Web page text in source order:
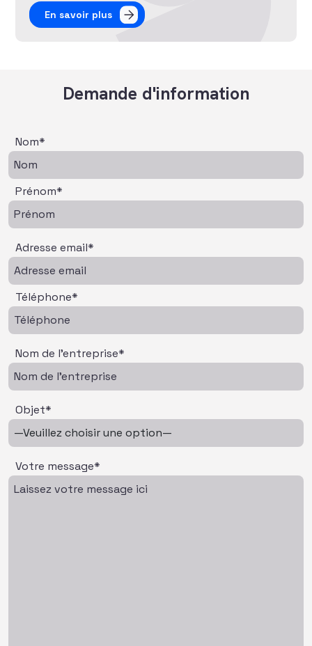
En savoir plus
Demande d'information
Nom*
Prénom*
Adresse email*
Téléphone*
Nom de l'entreprise*
Objet*
Votre message*